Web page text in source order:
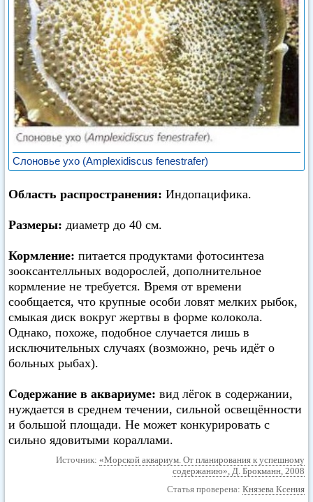
Слоновье ухо (Amplexidiscus fenestrafer)
Область распространения: Индопацифика.
Размеры: диаметр до 40 см.
Кормление: питается продуктами фотосинтеза
зооксантелльных водорослей, дополнительное
кормление не требуется. Время от времени
сообщается, что крупные особи ловят мелких рыбок,
смыкая диск вокруг жертвы в форме колокола.
Однако, похоже, подобное случается лишь в
исключительных случаях (возможно, речь идёт о
больных рыбах).
Содержание в аквариуме: вид лёгок в содержании,
нуждается в среднем течении, сильной освещённости
и большой площади. Не может конкурировать с
сильно ядовитыми кораллами.
Источник: «Морской аквариум. От планирования к успешному
содержанию», Д. Брокманн, 2008
Статья проверена: Князева Ксения